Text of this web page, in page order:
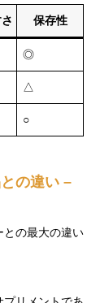
保存性
◎
△
○
の違い –
との最大の違い